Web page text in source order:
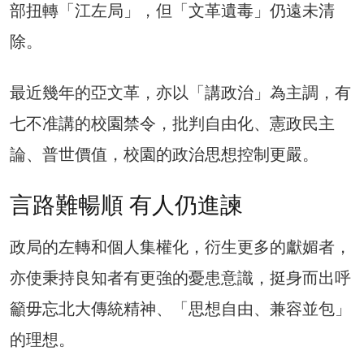
部扭轉「江左局」，但「文革遺毒」仍遠未清
除。
最近幾年的亞文革，亦以「講政治」為主調，有
七不准講的校園禁令，批判自由化、憲政民主
論、普世價值，校園的政治思想控制更嚴。
言路難暢順 有人仍進諫
政局的左轉和個人集權化，衍生更多的獻媚者，
亦使秉持良知者有更強的憂患意識，挺身而出呼
籲毋忘北大傳統精神、「思想自由、兼容並包」
的理想。